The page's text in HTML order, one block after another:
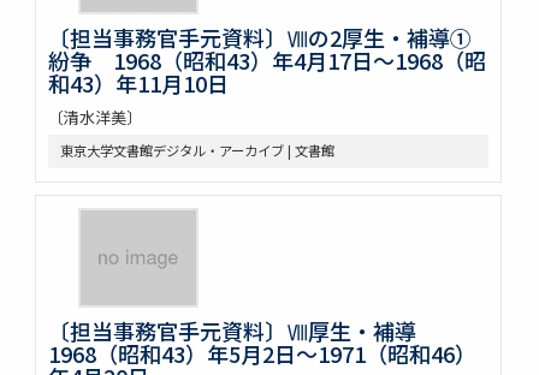
〔担当事務官手元資料〕Ⅷの2厚生・補導①
紛争 1968（昭和43）年4月17日～1968（昭
和43）年11月10日
〔清水洋美〕
東京大学文書館デジタル・アーカイブ | 文書館
〔担当事務官手元資料〕Ⅷ厚生・補導
1968（昭和43）年5月2日～1971（昭和46）